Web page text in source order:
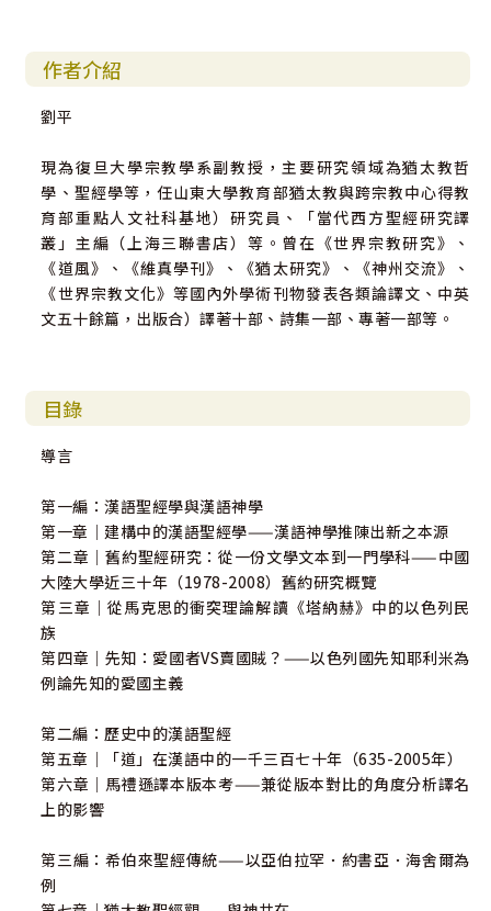
作者介紹
劉平
現為復旦大學宗教學系副教授，主要研究領域為猶太教哲
學、聖經學等，任山東大學教育部猶太教與跨宗教中心得教
育部重點人文社科基地）研究員、「當代西方聖經研究譯
叢」主編（上海三聯書店）等。曾在《世界宗教研究》、
《道風》、《維真學刊》、《猶太研究》、《神州交流》、
《世界宗教文化》等國內外學術刊物發表各類論譯文、中英
文五十餘篇，出版合）譯著十部、詩集一部、專著一部等。
目錄
導言
第一編：漢語聖經學與漢語神學
第一章｜建構中的漢語聖經學——漢語神學推陳出新之本源
第二章｜舊約聖經研究：從一份文學文本到一門學科——中國
大陸大學近三十年（1978-2008）舊約研究概覽
第三章｜從馬克思的衝突理論解讀《塔納赫》中的以色列民
族
第四章｜先知：愛國者VS賣國賊？——以色列國先知耶利米為
例論先知的愛國主義
第二編：歷史中的漢語聖經
第五章｜「道」在漢語中的一千三百七十年（635-2005年）
第六章｜馬禮遜譯本版本考——兼從版本對比的角度分析譯名
上的影響
第三編：希伯來聖經傳統——以亞伯拉罕．約書亞．海舍爾為
例